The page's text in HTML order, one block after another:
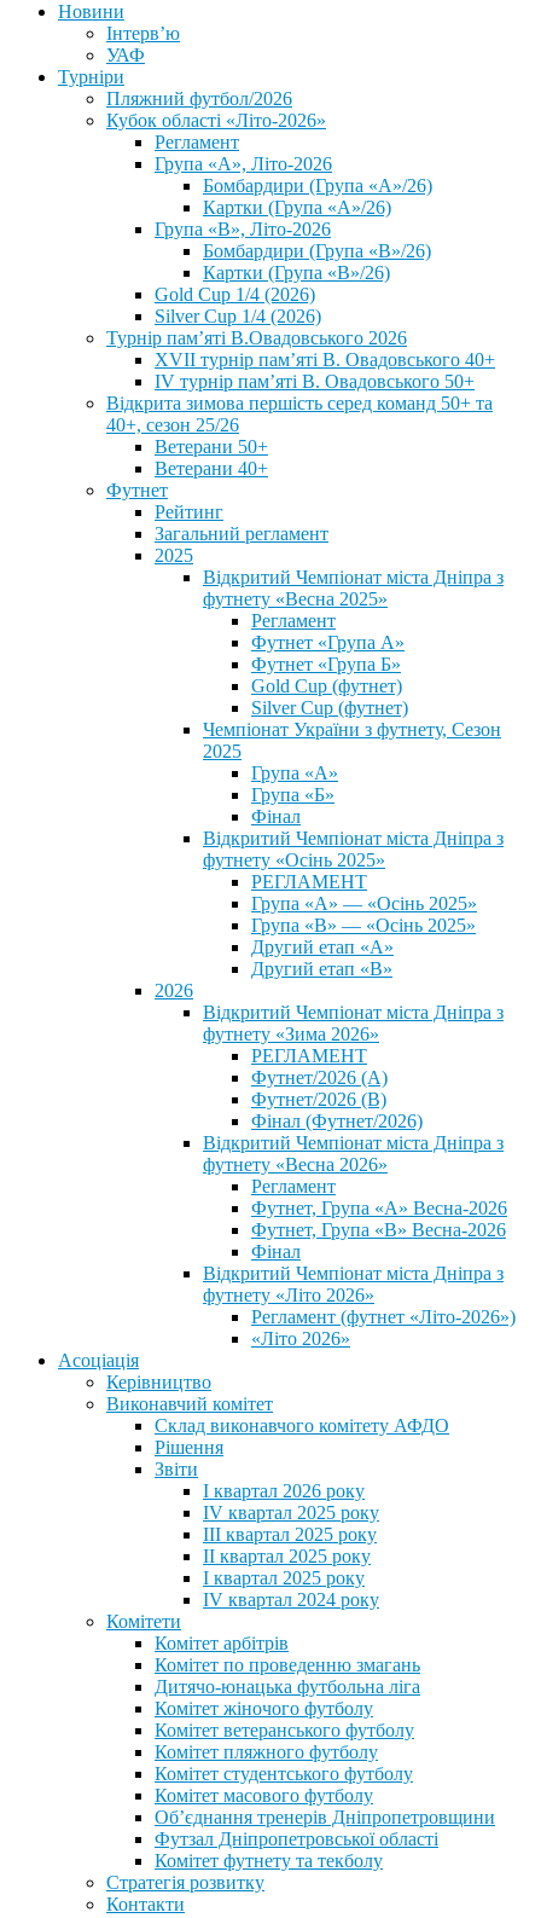
Новини
Інтерв’ю
УАФ
Турніри
Пляжний футбол/2026
Кубок області «Літо-2026»
Регламент
Група «А», Літо-2026
Бомбардири (Група «А»/26)
Картки (Група «А»/26)
Група «В», Літо-2026
Бомбардири (Група «В»/26)
Картки (Група «В»/26)
Gold Cup 1/4 (2026)
Silver Cup 1/4 (2026)
Турнір пам’яті В.Овадовського 2026
XVII турнір пам’яті В. Овадовського 40+
IV турнір пам’яті В. Овадовського 50+
Відкрита зимова першість серед команд 50+ та
40+, сезон 25/26
Ветерани 50+
Ветерани 40+
Футнет
Рейтинг
Загальний регламент
2025
Відкритий Чемпіонат міста Дніпра з
футнету «Весна 2025»
Регламент
Футнет «Група А»
Футнет «Група Б»
Gold Cup (футнет)
Silver Cup (футнет)
Чемпіонат України з футнету, Сезон
2025
Група «А»
Група «Б»
Фінал
Відкритий Чемпіонат міста Дніпра з
футнету «Осінь 2025»
РЕГЛАМЕНТ
Група «А» — «Осінь 2025»
Група «В» — «Осінь 2025»
Другий етап «А»
Другий етап «В»
2026
Відкритий Чемпіонат міста Дніпра з
футнету «Зима 2026»
РЕГЛАМЕНТ
Футнет/2026 (А)
Футнет/2026 (В)
Фінал (Футнет/2026)
Відкритий Чемпіонат міста Дніпра з
футнету «Весна 2026»
Регламент
Футнет, Група «А» Весна-2026
Футнет, Група «В» Весна-2026
Фінал
Відкритий Чемпіонат міста Дніпра з
футнету «Літо 2026»
Регламент (футнет «Літо-2026»)
«Літо 2026»
Асоціація
Керівництво
Виконавчий комітет
Склад виконавчого комітету АФДО
Рішення
Звіти
I квартал 2026 року
IV квартал 2025 року
III квартал 2025 року
II квартал 2025 року
I квартал 2025 року
IV квартал 2024 року
Комітети
Комітет арбітрів
Комітет по проведенню змагань
Дитячо-юнацька футбольна ліга
Комітет жіночого футболу
Комітет ветеранського футболу
Комітет пляжного футболу
Комітет студентського футболу
Комітет масового футболу
Обʼєднання тренерів Дніпропетровщини
Футзал Дніпропетровської області
Комітет футнету та текболу
Стратегія розвитку
Контакти